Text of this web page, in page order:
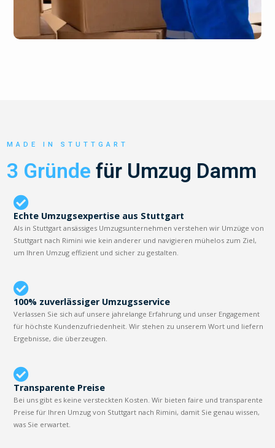
MADE IN STUTTGART
3 Gründe für Umzug Damm
Echte Umzugsexpertise aus Stuttgart
Als in Stuttgart ansässiges Umzugsunternehmen verstehen wir Umzüge von
Stuttgart nach Rimini wie kein anderer und navigieren mühelos zum Ziel,
um Ihren Umzug effizient und sicher zu gestalten.
100% zuverlässiger Umzugsservice
Verlassen Sie sich auf unsere jahrelange Erfahrung und unser Engagement
für höchste Kundenzufriedenheit. Wir stehen zu unserem Wort und liefern
Ergebnisse, die überzeugen.
Transparente Preise
Bei uns gibt es keine versteckten Kosten. Wir bieten faire und transparente
Preise für Ihren Umzug von Stuttgart nach Rimini, damit Sie genau wissen,
was Sie erwartet.